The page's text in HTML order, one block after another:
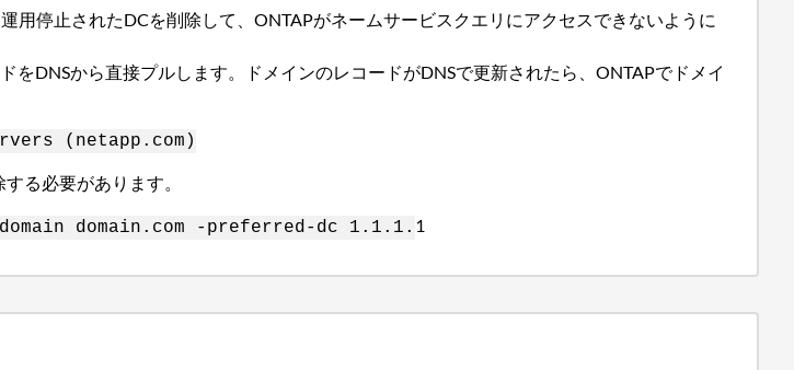
用停止されたDCを削除して、ONTAPがネームサービスクエリにアクセスできないように
をDNSから直接プルします。ドメインのレコードがDNSで更新されたら、ONTAPでドメイ
(netapp.com)
る必要があります。
domain.com -preferred-dc 1.1.1. 1